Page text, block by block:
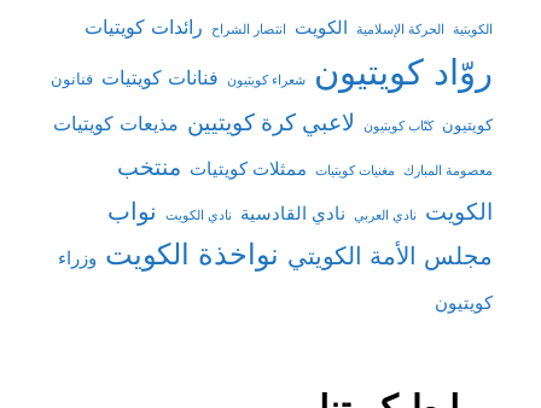
الكويتية الحركة الإسلامية الكويت انتصار الشراح رائدات كويتيات
روّاد كويتيون شعراء كويتيون فنانات كويتيات فنانون
كويتيون كتّاب كويتيون لاعبي كرة كويتيين مذيعات كويتيات
معصومة المبارك مغنيات كويتيات ممثلات كويتيات منتخب
الكويت
نادي العربي نادي القادسية نادي الكويت
نواب
مجلس الأمة الكويتي نواخذة الكويت وزراء
كويتيون